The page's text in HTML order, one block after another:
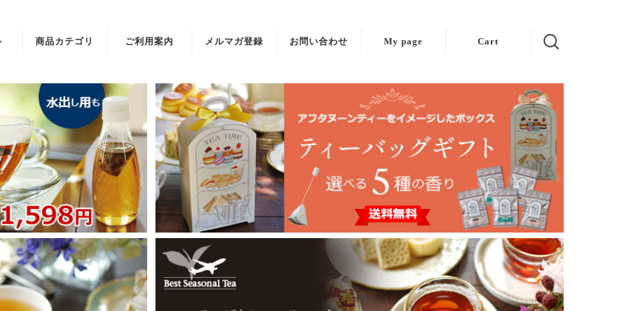
商品カテゴリ
ティーバッグか
ら選ぶ
セット
紅茶グッズ
ギフト商品
ギフト包装
ご利用案内 メルマガ登録 お問い合わせ My page Cart